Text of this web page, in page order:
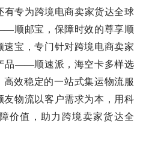
有专为跨境电商卖家货达全球
顺邮宝，保障时效的尊享顺
宝，专门针对跨境电商卖家
品——顺速派，海空卡多样选
效稳定的一站式集运物流服
物流以客户需求为本，用科
价值，助力跨境卖家货达全